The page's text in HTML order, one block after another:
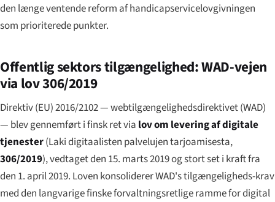
den længe ventende reform af handicapservicelovgivningen
som prioriterede punkter.
Offentlig sektors tilgængelighed: WAD-vejen
via lov 306/2019
Direktiv (EU) 2016/2102 — webtilgængelighedsdirektivet (WAD)
— blev gennemført i finsk ret via lov om levering af digitale
tjenester(Laki digitaalisten palvelujen tarjoamisesta,
306/2019), vedtaget den 15. marts 2019 og stort set i kraft fra
den 1. april 2019. Loven konsoliderer WAD's tilgængeligheds-krav
med den langvarige finske forvaltningsretlige ramme for digital